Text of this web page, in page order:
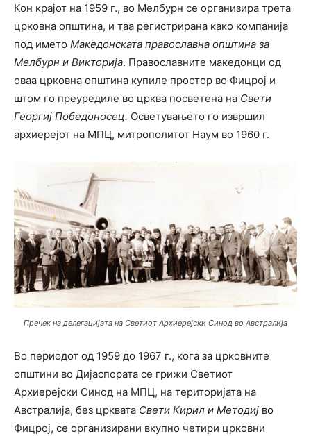
Кон крајот на 1959 г., во Мелбурн се организира трета
црковна општина, и таа регистрирана како компанија
под името Македонската православна општина за
Мелбурн и Викторија. Православните македонци од
оваа црковна општина купиле простор во Фицрој и
штом го преуредиле во црква посветена на Свети
Георгиј Победоносец. Осветувањето го извршил
архиерејот на МПЦ, митрополитот Наум во 1960 г.
Пречек на делегацијата на Светиот Архиерејски Синод во Австралија
Во периодот од 1959 до 1967 г., кога за црковните
општини во Дијаспората се грижи Светиот
Архиерејски Синод на МПЦ, на територијата на
Австралија, без црквата Свети Кирил и Методиј во
Фицрој, се организирани вкупно четири црковни